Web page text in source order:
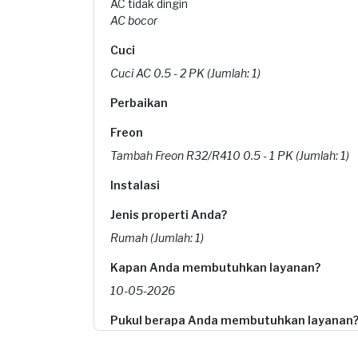
AC tidak dingin
AC bocor
Cuci
Cuci AC 0.5 - 2 PK (Jumlah: 1)
Perbaikan
Freon
Tambah Freon R32/R410 0.5 - 1 PK (Jumlah: 1)
Instalasi
Jenis properti Anda?
Rumah (Jumlah: 1)
Kapan Anda membutuhkan layanan?
10-05-2026
Pukul berapa Anda membutuhkan layanan?